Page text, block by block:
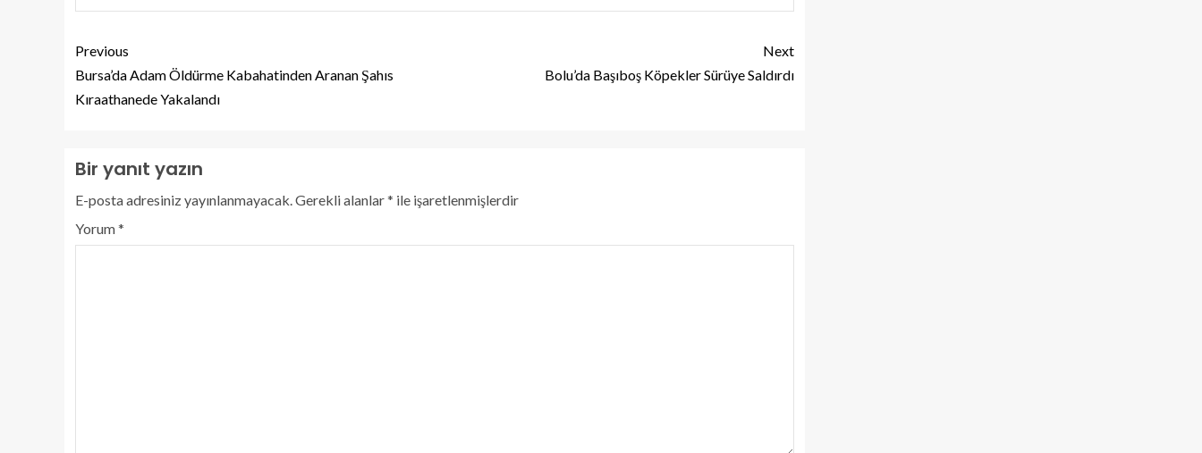
Previous
Bursa’da Adam Öldürme Kabahatinden Aranan Şahıs
Kıraathanede Yakalandı
Next
Bolu’da Başıboş Köpekler Sürüye Saldırdı
Bir yanıt yazın
E-posta adresiniz yayınlanmayacak.Gerekli alanlar* ile işaretlenmişlerdir
Yorum*